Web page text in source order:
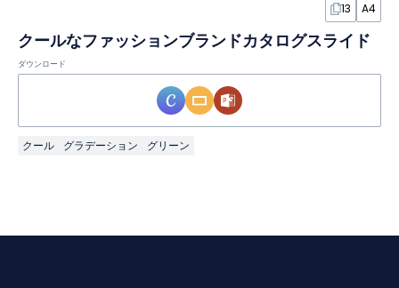
13 A4
クールなファッションブランドカタログスライド
ダウンロード
クール グラデーション グリーン